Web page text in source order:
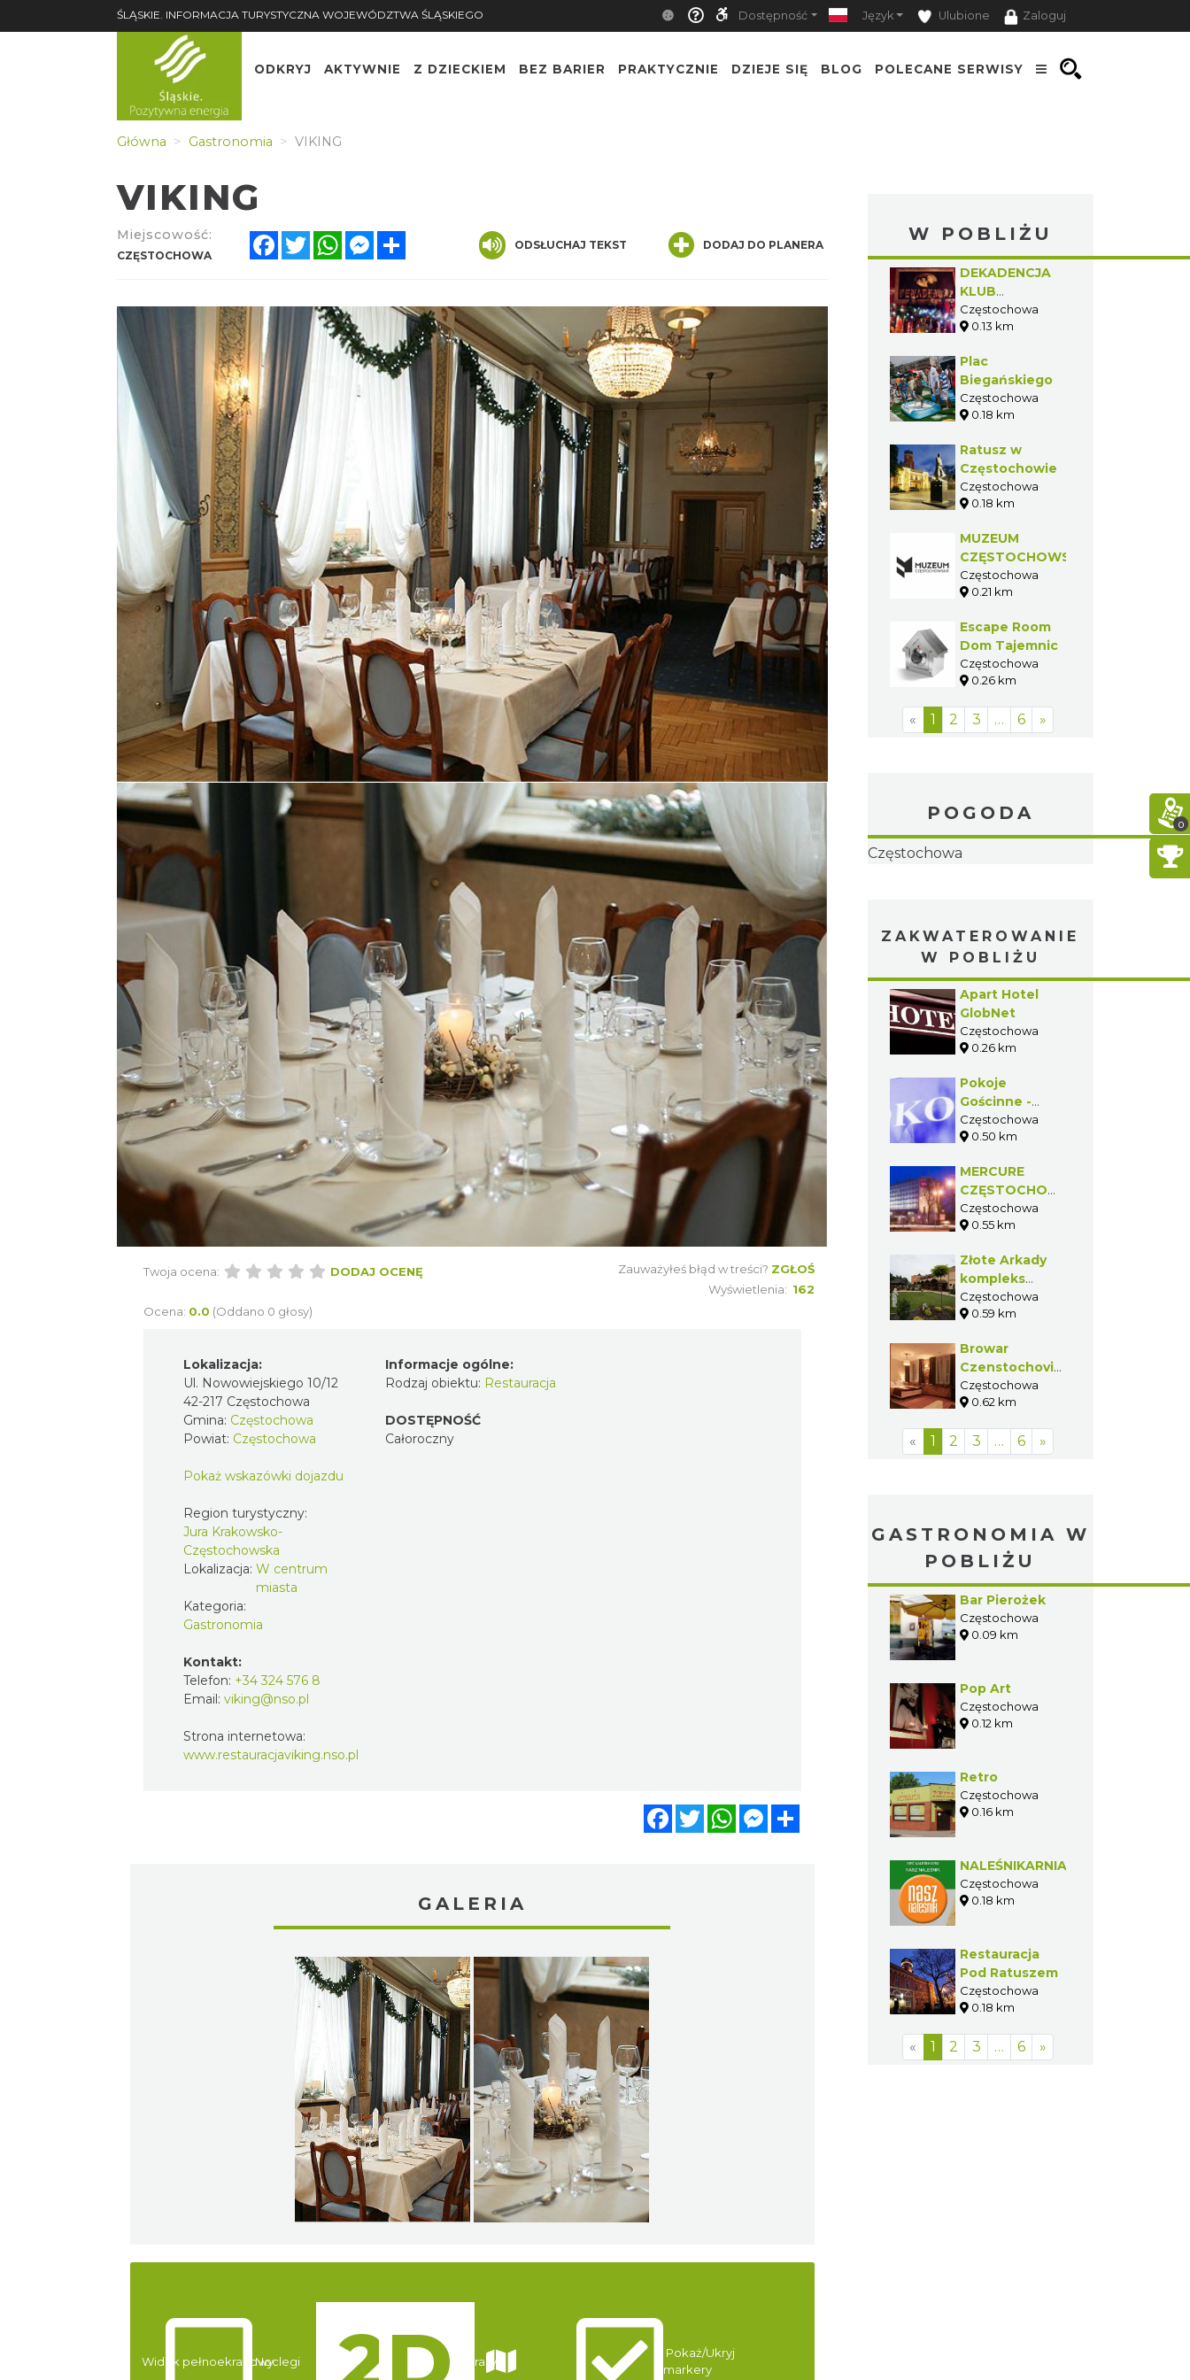
ŚLĄSKIE. INFORMACJA TURYSTYCZNA WOJEWÓDZTWA ŚLĄSKIEGO Dostępność Język Ulubione Zaloguj
ODKRYJ AKTYWNIE Z DZIECKIEM BEZ BARIER PRAKTYCZNIE DZIEJE SIĘ BLOG POLECANE SERWISY
Główna Gastronomia VIKING
VIKING
Miejscowość:
CZĘSTOCHOWA
FacebookTwitterWhatsAppMessenger ODSŁUCHAJ TEKST DODAJ DO PLANERA
Twoja ocena: DODAJ OCENĘ
Ocena: 0.0 (Oddano 0 głosy)
Zauważyłeś błąd w treści? ZGŁOŚ
Wyświetlenia: 162
Lokalizacja:
Ul. Nowowiejskiego 10/12
42-217 Częstochowa
Gmina: Częstochowa
Powiat: Częstochowa
Pokaż wskazówki dojazdu
Region turystyczny:
Jura Krakowsko-
Częstochowska
Lokalizacja: W centrum
miasta
Kategoria:
Gastronomia
Kontakt:
Telefon: +34 324 576 8
Email: viking@nso.pl
Strona internetowa:
www.restauracjaviking.nso.pl
Informacje ogólne:
Rodzaj obiektu: Restauracja
DOSTĘPNOŚĆ
Całoroczny
FacebookTwitterWhatsAppMessenger
GALERIA
Widok pełnoekranowy:Noclegi Trasy
Pokaż/Ukryj
markery
W POBLIŻU
DEKADENCJA
KLUB
MUZYCZNY
Częstochowa
0.13 km
Plac
Biegańskiego
Częstochowa
0.18 km
Ratusz w
Częstochowie
Częstochowa
0.18 km
MUZEUM
CZĘSTOCHOWSKIE
Częstochowa
0.21 km
Escape Room
Dom Tajemnic
Częstochowa
0.26 km
« 1 2 3 … 6 »
POGODA
ZAKWATEROWANIE
Apart Hotel
GlobNet
Częstochowa
Pokoje
Gościnne -
Akademia
Częstochowa
MERCURE
CZĘSTOCHOWA
CENTRUM
Częstochowa
Złote Arkady
kompleks
hotelowo-
gastronomiczny
Częstochowa
Browar
1 2 3 … 6
GASTRONOMIA W
Bar Pierożek
Częstochowa
Pop Art
Częstochowa
Retro
Częstochowa
NALEŚNIKARNIA
Częstochowa
0.18 km
Restauracja
0